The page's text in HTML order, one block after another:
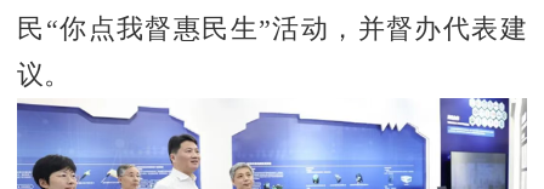
民“你点我督惠民生”活动，并督办代表建
议。